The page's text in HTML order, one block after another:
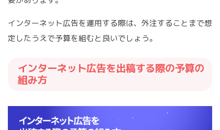
インターネット広告を運用する際は、外注することまで想
定したうえで予算を組むと良いでしょう。
インターネット広告を出稿する際の予算の
組み方